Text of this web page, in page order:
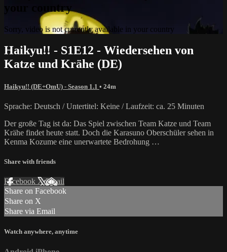
your country
Sorry, video is not currently available in your country
Haikyu!! - S1E12 - Wiedersehen von
Katze und Krähe (DE)
Haikyu!! (DE+OmU) - Season 1.1 • 24m
Sprache: Deutsch / Untertitel: Keine / Laufzeit: ca. 25 Minuten
Der große Tag ist da: Das Spiel zwischen Team Katze und Team
Krähe findet heute statt. Doch die Karasuno Oberschüler sehen in
Kenma Kozume eine unerwartete Bedrohung …
Share with friends
Facebook XEmail
Share on Facebook
Share on X
Share via Email
Watch anywhere, anytime